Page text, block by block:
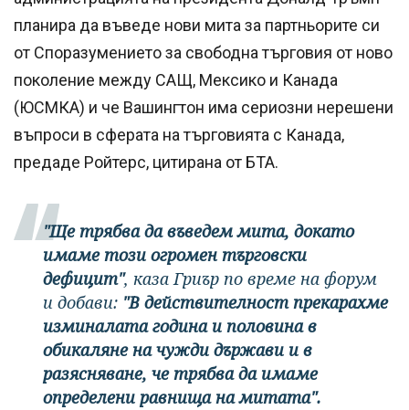
планира да въведе нови мита за партньорите си
от Споразумението за свободна търговия от ново
поколение между САЩ, Мексико и Канада
(ЮСМКА) и че Вашингтон има сериозни нерешени
въпроси в сферата на търговията с Канада,
предаде Ройтерс, цитирана от БТА.
"Ще трябва да въведем мита, докато
имаме този огромен търговски
дефицит", каза Гриър по време на форум
и добави: "В действителност прекарахме
изминалата година и половина в
обикаляне на чужди държави и в
разясняване, че трябва да имаме
определени равнища на митата".